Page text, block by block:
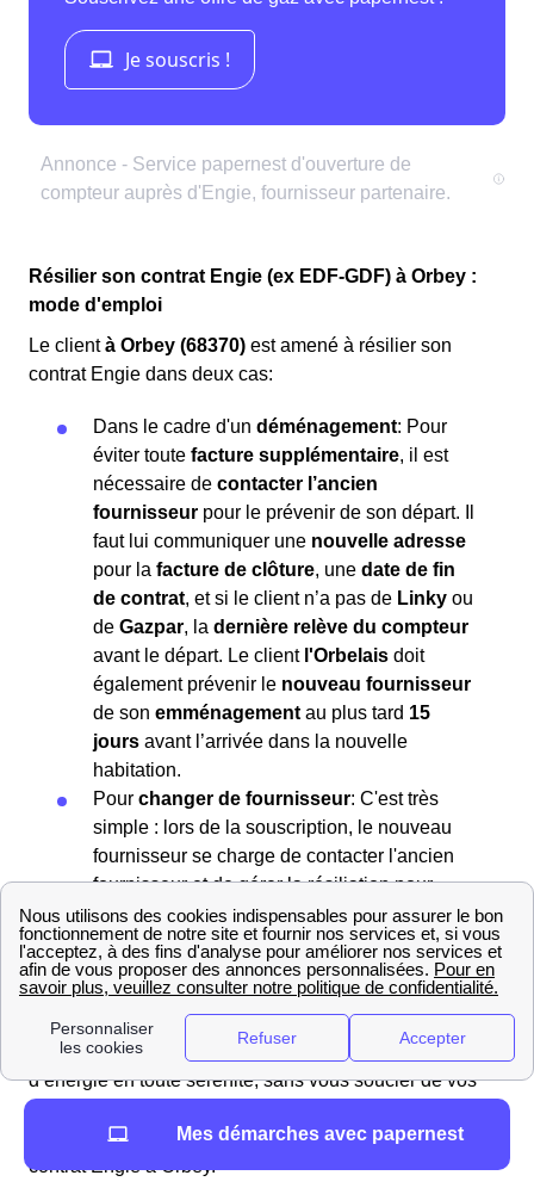
Résilier son contrat Engie (ex EDF-GDF) à Orbey :
mode d'emploi
Le clientà Orbey (68370) est amené à résilier son
contrat Engie dans deux cas:
Dans le cadre d'un déménagement: Pour
éviter toute facture supplémentaire, il est
nécessaire de contacter l’ancien
fournisseur pour le prévenir de son départ. Il
faut lui communiquer une nouvelle adresse
pour la facture de clôture, une date de fin
de contrat, et si le client n’a pas de Linky ou
de Gazpar, la dernière relève du compteur
avant le départ. Le client l'Orbelais doit
également prévenir le nouveau fournisseur
de son emménagement au plus tard 15
jours avant l’arrivée dans la nouvelle
habitation.
Pour changer de fournisseur: C'est très
simple : lors de la souscription, le nouveau
fournisseur se charge de contacter l'ancien
fournisseur et de gérer la résiliation pour
vous.
Si vous êtes un particulier,résilier votre contrat de gaz
oud’électricitése fera àfrais… nuls! En effet, aucun
frais ne vous sera demandé. Vous pouvez donc
déménager ou effectuer un changement de fournisseur
d’énergie en toute sérénité, sans vous soucier de vos
Il y a plusieurs étapes à suivre pour mettre fin à un
contrat Engie à Orbey.
Mes démarches avec papernest